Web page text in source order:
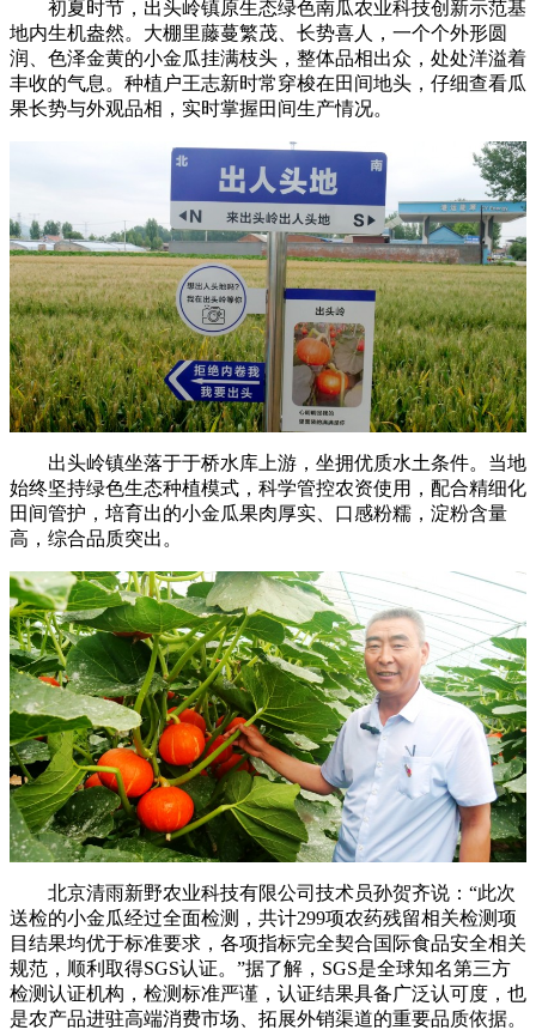
初夏时节，出头岭镇原生态绿色南瓜农业科技创新示范基
地内生机盎然。大棚里藤蔓繁茂、长势喜人，一个个外形圆
润、色泽金黄的小金瓜挂满枝头，整体品相出众，处处洋溢着
丰收的气息。种植户王志新时常穿梭在田间地头，仔细查看瓜
果长势与外观品相，实时掌握田间生产情况。
出头岭镇坐落于于桥水库上游，坐拥优质水土条件。当地
始终坚持绿色生态种植模式，科学管控农资使用，配合精细化
田间管护，培育出的小金瓜果肉厚实、口感粉糯，淀粉含量
高，综合品质突出。
北京清雨新野农业科技有限公司技术员孙贺齐说：“此次
送检的小金瓜经过全面检测，共计299项农药残留相关检测项
目结果均优于标准要求，各项指标完全契合国际食品安全相关
规范，顺利取得SGS认证。”据了解，SGS是全球知名第三方
检测认证机构，检测标准严谨，认证结果具备广泛认可度，也
是农产品进驻高端消费市场、拓展外销渠道的重要品质依据。